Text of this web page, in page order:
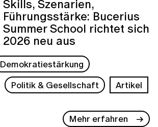
Skills, Szenarien,
Führungsstärke: Bucerius
Summer School richtet sich
2026 neu aus
Demokratiestärkung
Politik & Gesellschaft Artikel
Mehr erfahren